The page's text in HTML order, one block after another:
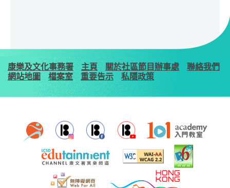
康樂及文化事務署 主頁 關於社區節目辦事處
聯絡我們
網站地圖
檔案室 重要告示 私隱政策